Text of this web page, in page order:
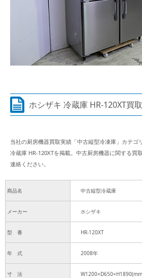
ホシザキ 冷蔵庫 HR-120XT買
当社の厨房機器買取実績「中古縦型冷凍庫」カテゴ
冷蔵庫 HR-120XTを掲載。中古厨房機器に関する買
連絡ください。
商品名 中古縦型冷蔵庫
メーカー ホシザキ
型 番 HR-120XT
年 式 2008年
寸 法